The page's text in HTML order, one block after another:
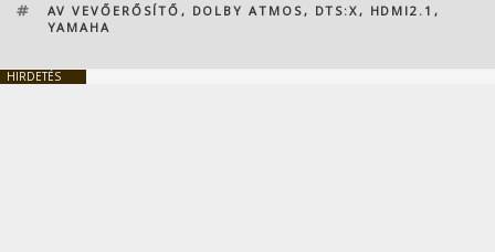
CÍMKÉK
AV VEVŐERŐSÍTŐ , DOLBY ATMOS, DTS:X, HDMI2.1 ,
YAMAHA
HIRDETÉS